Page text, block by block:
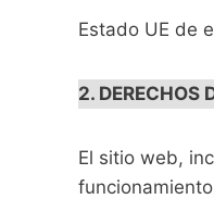
Estado UE de
2. DERECHOS
El sitio web,